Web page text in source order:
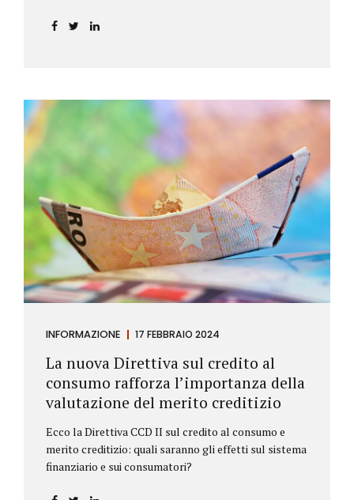
INFORMAZIONE 17 FEBBRAIO 2024
La nuova Direttiva sul credito al
consumo rafforza l’importanza della
valutazione del merito creditizio
Ecco la Direttiva CCD II sul credito al consumo e
merito creditizio: quali saranno gli effetti sul sistema
finanziario e sui consumatori?